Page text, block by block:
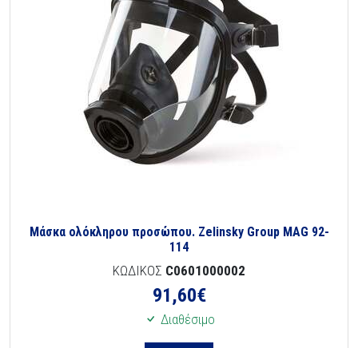
Μάσκα ολόκληρου προσώπου. Zelinsky Group MAG 92-
114
ΚΩΔΙΚΟΣ C0601000002
91,60€
Διαθέσιμο